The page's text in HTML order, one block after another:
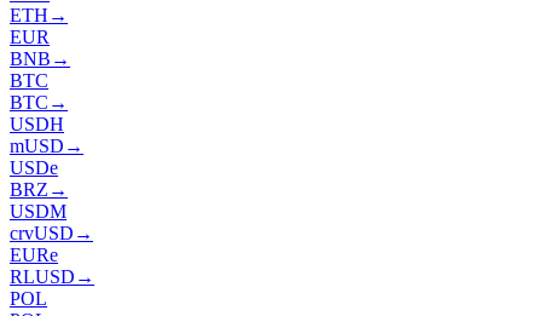
ETH →
EUR
BNB →
BTC
BTC →
USDH
mUSD →
USDe
BRZ →
USDM
crvUSD →
EURe
RLUSD →
POL